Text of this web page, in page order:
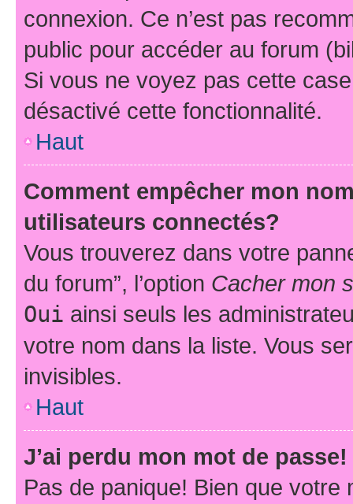
connexion. Ce n’est pas
public pour accéder au forum
Si vous ne voyez pas cette
désactivé cette fonctionnalité.
Haut
Comment empêcher mon
utilisateurs connectés?
Vous trouverez dans votre
du forum”, l’option Cacher mon
Oui ainsi seuls les
votre nom dans la liste. Vous
invisibles.
Haut
J’ai perdu mon mot de passe!
Pas de panique! Bien que